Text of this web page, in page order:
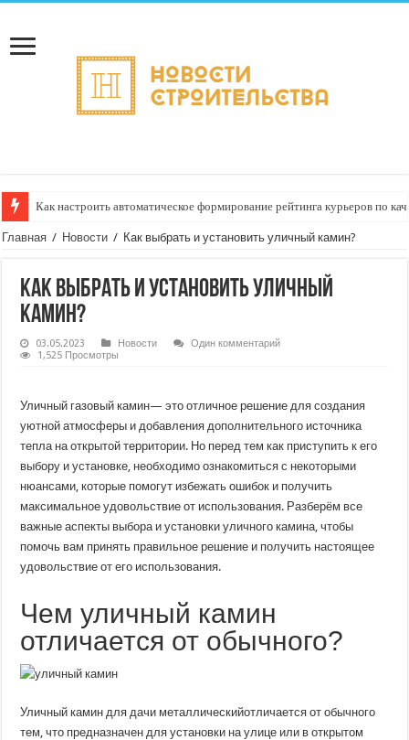
Как настроить автоматическое формирование рейтинга курьеров по
Главная / Новости / Как выбрать и установить уличный камин?
Как выбрать и установить уличный
камин?
03.05.2023 Новости
Один комментарий
1,525 Просмотры
Уличный газовый камин— это отличное решение для создания
уютной атмосферы и добавления дополнительного источника
тепла на открытой территории. Но перед тем как приступить к его
выбору и установке, необходимо ознакомиться с некоторыми
нюансами, которые помогут избежать ошибок и получить
максимальное удовольствие от использования. Разберём все
важные аспекты выбора и установки уличного камина, чтобы
помочь вам принять правильное решение и получить настоящее
удовольствие от его использования.
Чем уличный камин
отличается от обычного?
Уличный камин для дачи металлическийотличается от обычного
тем, что предназначен для установки на улице или в открытом